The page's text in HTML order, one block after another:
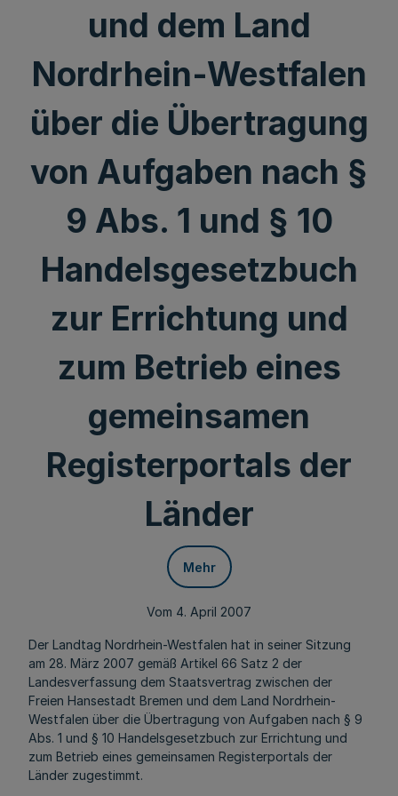
und dem Land
Nordrhein-Westfalen
über die Übertragung
von Aufgaben nach §
9 Abs. 1 und § 10
Handelsgesetzbuch
zur Errichtung und
zum Betrieb eines
gemeinsamen
Registerportals der
Länder
Mehr
Vom 4. April 2007
Der Landtag Nordrhein-Westfalen hat in seiner Sitzung
am 28. März 2007 gemäß Artikel 66 Satz 2 der
Landesverfassung dem Staatsvertrag zwischen der
Freien Hansestadt Bremen und dem Land Nordrhein-
Westfalen über die Übertragung von Aufgaben nach § 9
Abs. 1 und § 10 Handelsgesetzbuch zur Errichtung und
zum Betrieb eines gemeinsamen Registerportals der
Länder zugestimmt.